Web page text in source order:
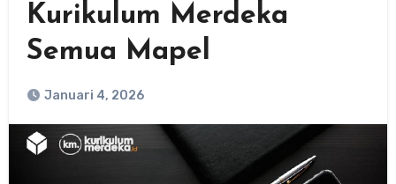
Kurikulum Merdeka
Semua Mapel
Januari 4, 2026